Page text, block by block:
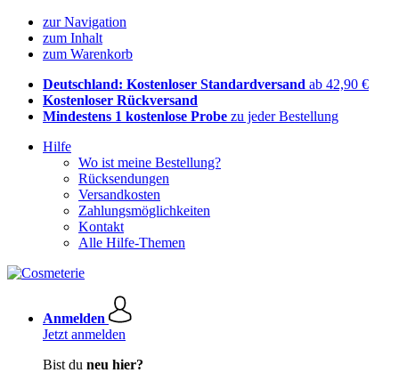
zur Navigation
zum Inhalt
zum Warenkorb
Deutschland: Kostenloser Standardversand ab 42,90 €
Kostenloser Rückversand
Mindestens 1 kostenlose Probe zu jeder Bestellung
Hilfe
Wo ist meine Bestellung?
Rücksendungen
Versandkosten
Zahlungsmöglichkeiten
Kontakt
Alle Hilfe-Themen
Anmelden
Jetzt anmelden
Bist du neu hier?